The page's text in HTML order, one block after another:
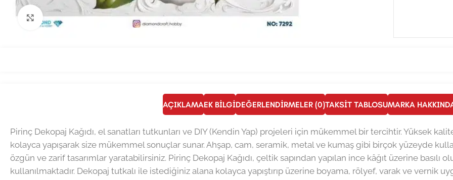
Büyütmek için tıklayın
AÇIKLAMAEK BILGIDEĞERLENDIRMELER (0)TAKSIT TABLOSUMARKA
Pirinç Dekopaj Kağıdı, el sanatları tutkunları ve DIY (Kendin Yap) projeleri için mükemmel bir tercihtir. Yüksek
kolayca yapışarak size mükemmel sonuçlar sunar. Ahşap, cam, seramik, metal ve kumaş gibi birçok yüzeyde
özgün ve zarif tasarımlar yaratabilirsiniz. Pirinç Dekopaj Kağıdı, çeltik sapından yapılan ince kâğıt üzerine basılı
kullanılmaktadır. Dekopaj tutkalı ile istediğiniz alana kolayca yapıştırıp üzerine boyama, rölyef, varak ve vernik